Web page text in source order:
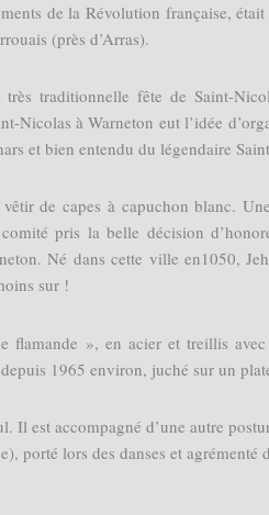
de la Révolution française,
(près d’Arras).
traditionnelle fête de Saint-
Nicolas à Warneton eut l’idée
et bien entendu du légendaire
de capes à capuchon blanc.
pris la belle décision
Né dans cette ville en1050,
sur !
flamande », en acier et treillis
1965 environ, juché sur un
Il est accompagné d’une autre
porté lors des danses et agrémenté